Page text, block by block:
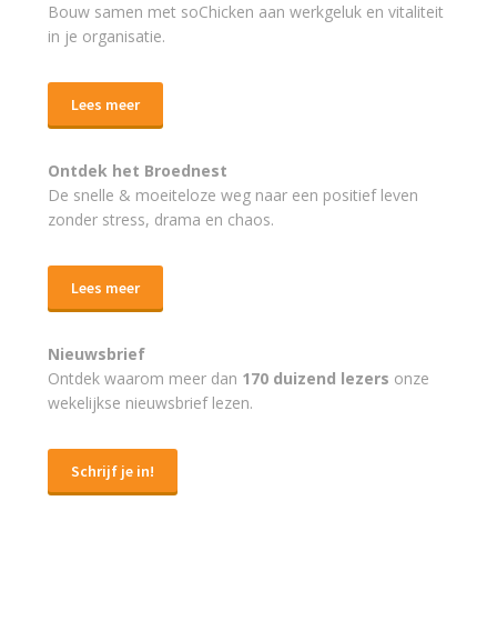
Bouw samen met soChicken aan werkgeluk en vitaliteit
in je organisatie.
Lees meer
Ontdek het Broednest
De snelle & moeiteloze weg naar een positief leven
zonder stress, drama en chaos.
Lees meer
Nieuwsbrief
Ontdek waarom meer dan 170 duizend lezers onze
wekelijkse nieuwsbrief lezen.
Schrijf je in!